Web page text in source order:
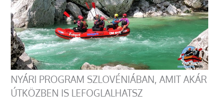
NYÁRI PROGRAM SZLOVÉNIÁBAN, AMIT AKÁR
ÚTKÖZBEN IS LEFOGLALHATSZ